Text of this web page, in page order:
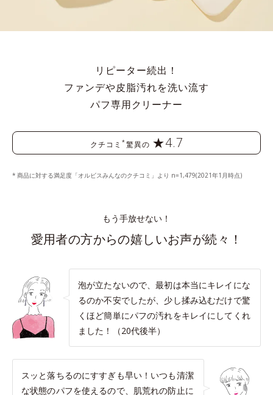
リピーター続出！
ファンデや皮脂汚れを洗い流す
パフ専用クリーナー
クチコミ*驚異の ★4.7
商品に対する満足度「オルビスみんなのクチコミ」より n=1,479(2021年1月時点)
もう手放せない！
愛用者の方からの嬉しいお声が続々！
泡が立たないので、最初は本当にキレイにな
るのか不安でしたが、少し揉み込むだけで驚
くほど簡単にパフの汚れをキレイにしてくれ
ました！（20代後半）
スッと落ちるのにすすぎも早い！いつも清潔
な状態のパフを使えるので、肌荒れの防止に